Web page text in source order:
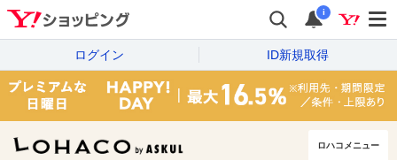
i
ログイン ID新規取得
ロハコメニュー